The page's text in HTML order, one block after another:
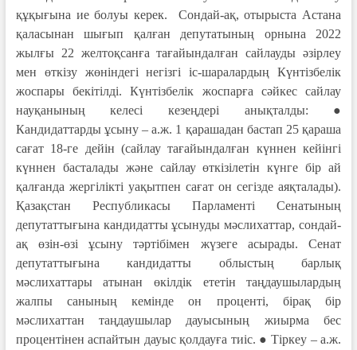
құқығына ие болуы керек. Сондай-ақ, отырыста Астана
қаласынан шығып қалған депутатының орнына 2022
жылғы 22 желтоқсанға тағайындалған сайлауды әзірлеу
мен өткізу жөніндегі негізгі іс-шаралардың Күнтізбелік
жоспары бекітілді. Күнтізбелік жоспарға сәйкес сайлау
науқанының келесі кезеңдері анықталды: ●
Кандидаттарды ұсыну – а.ж. 1 қарашадан бастап 25 қараша
сағат 18-ге дейін (сайлау тағайындалған күннен кейінгі
күннен басталады және сайлау өткізілетін күнге бір ай
қалғанда жергілікті уақытпен сағат он сегізде аяқталады).
Қазақстан Республикасы Парламенті Сенатының
депутаттығына кандидатты ұсынуды мәслихаттар, сондай-
ақ өзін-өзі ұсыну тәртібімен жүзеге асырады. Сенат
депутаттығына кандидатты облыстың барлық
мәслихаттары атынан өкілдік ететін таңдаушылардың
жалпы санының кемінде он проценті, бірақ бір
мәслихаттан таңдаушылар дауысының жиырма бес
процентінен аспайтын дауыс қолдауға тиіс. ● Тіркеу – а.ж.